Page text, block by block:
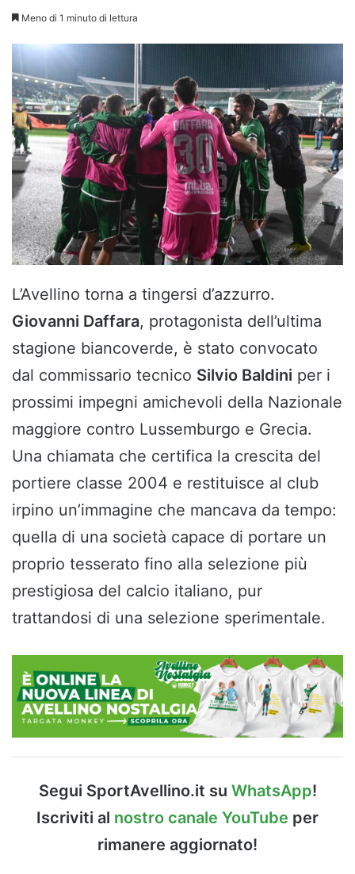
Meno di 1 minuto di lettura
L’Avellino torna a tingersi d’azzurro.
Giovanni Daffara, protagonista dell’ultima
stagione biancoverde, è stato convocato
dal commissario tecnico Silvio Baldini per i
prossimi impegni amichevoli della Nazionale
maggiore contro Lussemburgo e Grecia.
Una chiamata che certifica la crescita del
portiere classe 2004 e restituisce al club
irpino un’immagine che mancava da tempo:
quella di una società capace di portare un
proprio tesserato fino alla selezione più
prestigiosa del calcio italiano, pur
trattandosi di una selezione sperimentale.
Segui SportAvellino.it su WhatsApp!
Iscriviti al nostro canale YouTube per
rimanere aggiornato!